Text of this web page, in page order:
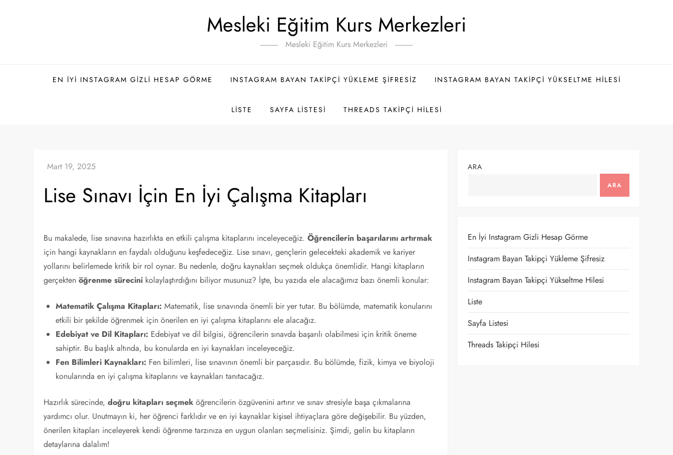
Mesleki Eğitim Kurs Merkezleri
Mesleki Eğitim Kurs Merkezleri
EN İYI INSTAGRAM GIZLI HESAP GÖRME INSTAGRAM BAYAN TAKIPÇI YÜKLEME ŞIFRESIZ INSTAGRAM BAYAN TAKIPÇI YÜKSELTME HILESI
LISTE SAYFA LISTESI THREADS TAKIPÇI HILESI
Lise Sınavı İçin En İyi Çalışma Kitapları
Bu makalede, lise sınavına hazırlıkta en etkili çalışma kitaplarını inceleyeceğiz.Öğrencilerin başarılarını artırmak
için hangi kaynakların en faydalı olduğunu keşfedeceğiz. Lise sınavı, gençlerin gelecekteki akademik ve kariyer
yollarını belirlemede kritik bir rol oynar. Bu nedenle, doğru kaynakları seçmek oldukça önemlidir. Hangi kitapların
gerçektenöğrenme sürecini kolaylaştırdığını biliyor musunuz? İşte, bu yazıda ele alacağımız bazı önemli konular:
Matematik Çalışma Kitapları: Matematik, lise sınavında önemli bir yer tutar. Bu bölümde, matematik konularını
etkili bir şekilde öğrenmek için önerilen en iyi çalışma kitaplarını ele alacağız.
Edebiyat ve Dil Kitapları: Edebiyat ve dil bilgisi, öğrencilerin sınavda başarılı olabilmesi için kritik öneme
sahiptir. Bu başlık altında, bu konularda en iyi kaynakları inceleyeceğiz.
Fen Bilimleri Kaynakları: Fen bilimleri, lise sınavının önemli bir parçasıdır. Bu bölümde, fizik, kimya ve biyoloji
konularında en iyi çalışma kitaplarını ve kaynakları tanıtacağız.
Hazırlık sürecinde,doğru kitapları seçmek öğrencilerin özgüvenini artırır ve sınav stresiyle başa çıkmalarına
yardımcı olur. Unutmayın ki, her öğrenci farklıdır ve en iyi kaynaklar kişisel ihtiyaçlara göre değişebilir. Bu yüzden,
önerilen kitapları inceleyerek kendi öğrenme tarzınıza en uygun olanları seçmelisiniz. Şimdi, gelin bu kitapların
detaylarına dalalım!
ARA
ARA
En İyi Instagram Gizli Hesap Görme
Instagram Bayan Takipçi Yükleme Şifresiz
Instagram Bayan Takipçi Yükseltme Hilesi
Liste
Sayfa Listesi
Threads Takipçi Hilesi